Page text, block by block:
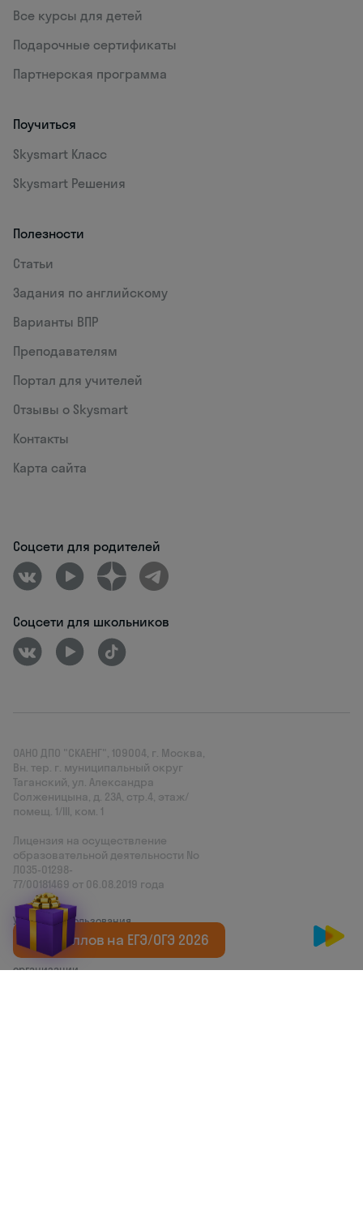
+20 баллов на ЕГЭ/ОГЭ 2026
Все курсы для детей
Подарочные сертификаты
Партнерская программа
Поучиться
Skysmart Класс
Skysmart Решения
Полезности
Статьи
Задания по английскому
Варианты ВПР
Преподавателям
Портал для учителей
Отзывы о Skysmart
Контакты
Карта сайта
Соцсети для родителей
Соцсети для школьников
ОАНО ДПО "СКАЕНГ", 109004, г. Москва,
Вн. тер. г. муниципальный округ
Таганский, ул. Александра
Солженицына, д. 23А, стр.4, этаж/
помещ. 1/III, ком. 1
Лицензия на осуществление
образовательной деятельности No
Л035‑01298-
77/00181469 от 06.08.2019 года
Условия использования
Сведения об образовательной
организации